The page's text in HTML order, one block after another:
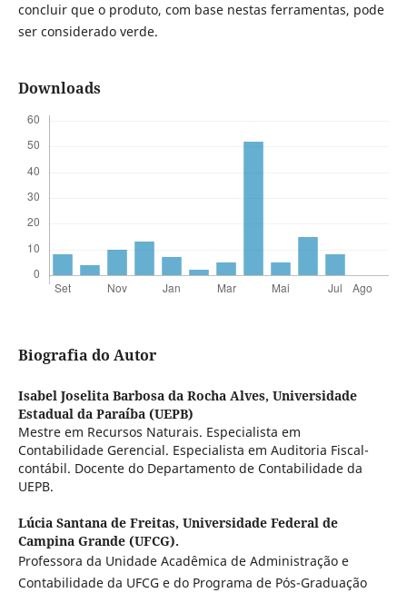
concluir que o produto, com base nestas ferramentas, pode
ser considerado verde.
Downloads
Biografia do Autor
Isabel Joselita Barbosa da Rocha Alves, Universidade
Estadual da Paraíba (UEPB)
Mestre em Recursos Naturais. Especialista em
Contabilidade Gerencial. Especialista em Auditoria Fiscal-
contábil. Docente do Departamento de Contabilidade da
UEPB.
Lúcia Santana de Freitas, Universidade Federal de
Campina Grande (UFCG).
Professora da Unidade Acadêmica de Administração e
Contabilidade da UFCG e do Programa de Pós-Graduação